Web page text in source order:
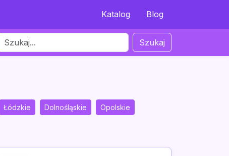
Katalog Blog
Szukaj
Łódzkie Dolnośląskie Opolskie